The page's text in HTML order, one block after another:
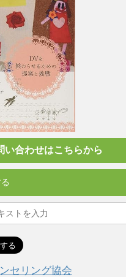
い合わせはこちらから
セリング協会